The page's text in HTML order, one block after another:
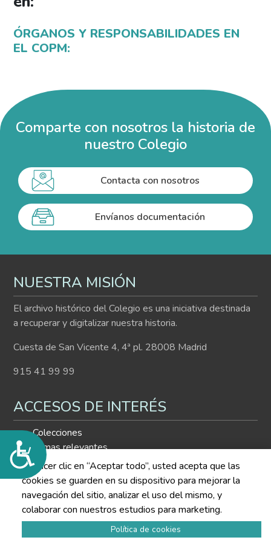
Accesibilidad
ÓRGANOS Y RESPONSABILIDADES EN
EL COPM:
Comparte con nosotros la historia de
nuestro Colegio
Contacta con nosotros
Envíanos documentación
NUESTRA MISIÓN
El archivo histórico del Colegio es una iniciativa destinada
a recuperar y digitalizar nuestra historia.
Cuesta de San Vicente 4, 4ª pl. 28008 Madrid
915 41 99 99
ACCESOS DE INTERÉS
Colecciones
Temas relevantes
Histograma
Buscador de contenidos
SÍGUENOS EN LAS REDES
Al hacer clic en “Aceptar todo”, usted acepta que las
cookies se guarden en su dispositivo para mejorar la
navegación del sitio, analizar el uso del mismo, y
colaborar con nuestros estudios para marketing.
Política de cookies